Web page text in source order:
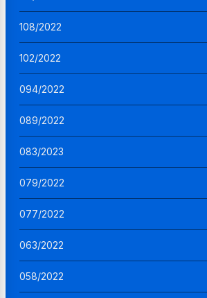
108/2022
102/2022
094/2022
089/2022
083/2023
079/2022
077/2022
063/2022
058/2022